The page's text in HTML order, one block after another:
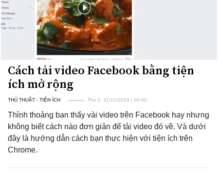
Cách tải video Facebook bằng tiện
ích mở rộng
THỦ THUẬT - TIỆN ÍCH Thứ 2, 31/12/2018 | 09:00
Thỉnh thoảng bạn thấy vài video trên Facebook hay nhưng
không biết cách nào đơn giản để tải video đó về. Và dưới
đây là hướng dẫn cách bạn thực hiện với tiện ích trên
Chrome.